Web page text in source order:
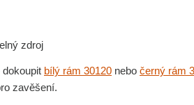
zdroj
dokoupit bílý rám 30120 nebo černý rám
zavěšení.